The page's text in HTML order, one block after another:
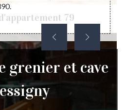
79
des
grenier et cave